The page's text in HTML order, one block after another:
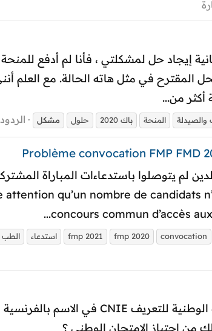
أكثر من...
والصيدلة المنحة باك 2020 حلول مشكل الردود:
qu’un nombre de candidats
concours commun d’accès
convocation
fmp 2020
fmp 2021 استدعاء الطب